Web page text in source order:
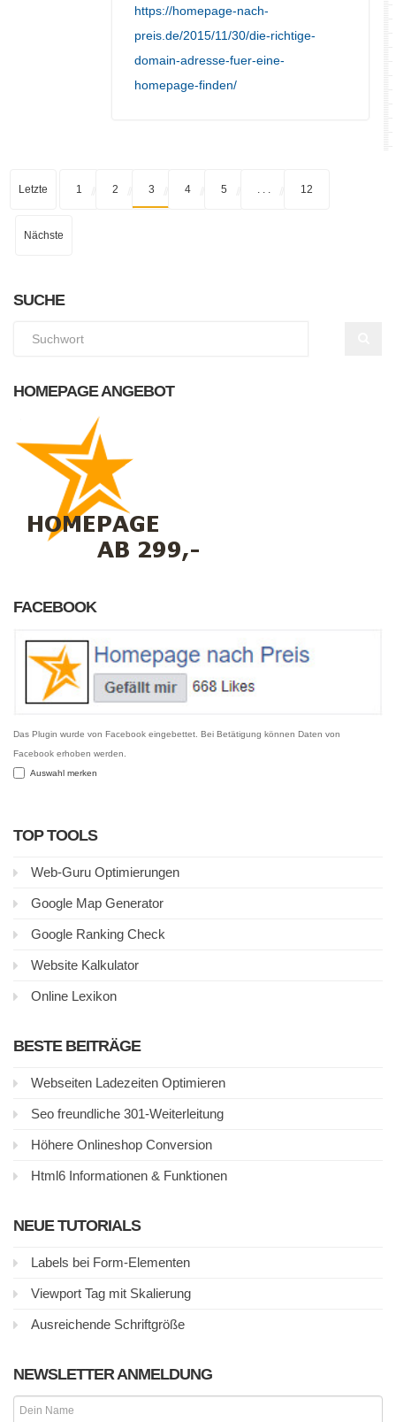
https://homepage-nach-
preis.de/2015/11/30/die-richtige-
domain-adresse-fuer-eine-
homepage-finden/
Letzte 1 2 3 4 5 12
Nächste
SUCHE
HOMEPAGE ANGEBOT
FACEBOOK
Das Plugin wurde von Facebook eingebettet. Bei Betätigung können Daten von
Facebook erhoben werden.
Auswahl merken
TOP TOOLS
Web-Guru Optimierungen
Google Map Generator
Google Ranking Check
Website Kalkulator
Online Lexikon
BESTE BEITRÄGE
Webseiten Ladezeiten Optimieren
Seo freundliche 301-Weiterleitung
Höhere Onlineshop Conversion
Html6 Informationen & Funktionen
NEUE TUTORIALS
Labels bei Form-Elementen
Viewport Tag mit Skalierung
Ausreichende Schriftgröße
NEWSLETTER ANMELDUNG